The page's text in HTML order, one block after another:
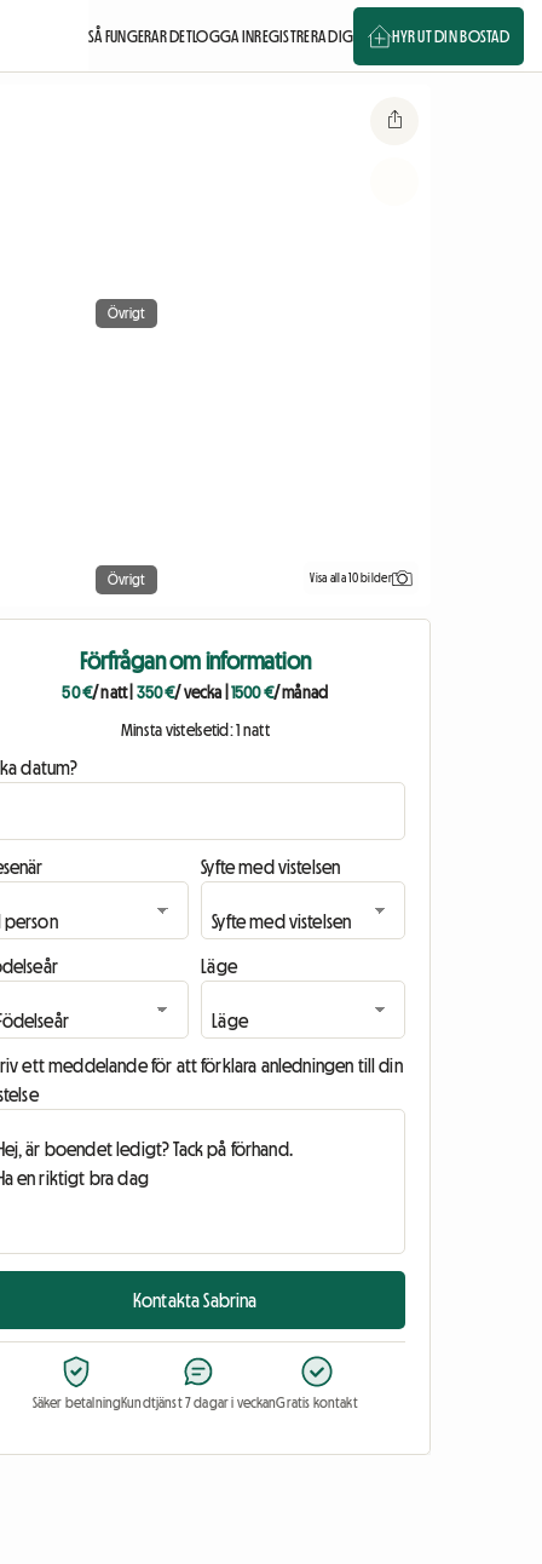
SÅ FUNGERAR DETLOGGA INREGISTRERA DIG HYR UT DIN BOSTAD
Övrigt
Övrigt Visa alla 10 bilder
Förfrågan om information
50 €/ natt| 350 €/ vecka 1500 €/ månad
Minsta vistelsetid: 1 natt
datum?
Syfte med vistelsen
Läge
ett meddelande för att förklara anledningen till din
Kontakta Sabrina
Säker betalningKundtjänst 7 dagar i veckanGratis kontakt